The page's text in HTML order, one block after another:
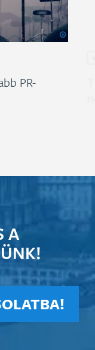
PR-
A